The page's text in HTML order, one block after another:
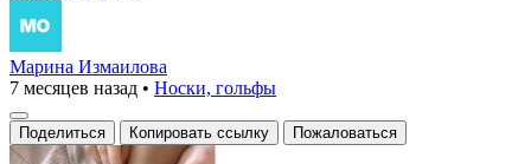
Марина Измаилова
7 месяцев назад • Носки, гольфы
Поделиться Копировать ссылку Пожаловаться